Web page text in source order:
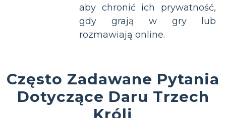
aby chronić ich prywatność,
gdy grają w gry lub
rozmawiają online.
Często Zadawane Pytania
Dotyczące Daru Trzech
Króli